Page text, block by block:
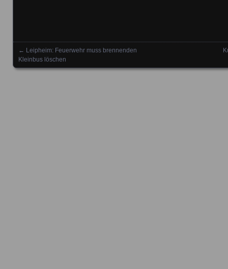
Posts navigation
← Leipheim: Feuerwehr muss brennenden
Kleinbus löschen